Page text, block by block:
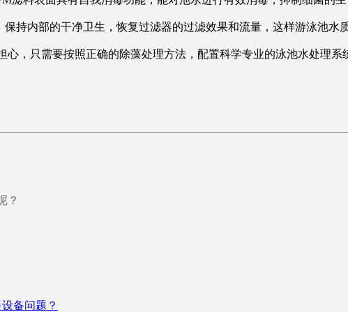
内部的干净卫生，恢复过滤器的过滤效果和流量，这样游泳池水
心，只需要按照正确的除藻处理方法，配置科学专业的泳池水处理
？
备问题？